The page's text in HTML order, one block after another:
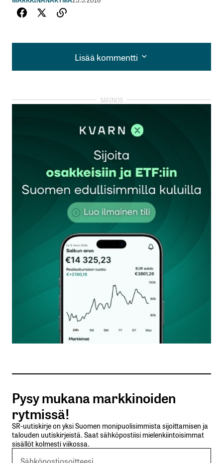
Lisää kommentti
Lisää kommentti
kirjautua
rekisteröityä
Sähköpostiosoitettasi ei julkaista.Pakolliset
kentät on merkitty*
Kommentti*
Nimesi tai nimimerkkisi
Sähköpostiosoitteesi
Tilaa SalkunRakentajan uutiskirje
Lähetä kommentti
Pysy mukana markkinoiden
rytmissä!
SR-uutiskirje on yksi Suomen monipuolisimmista sijoittamisen ja
talouden uutiskirjeistä. Saat sähköpostiisi mielenkiintoisimmat
sisällöt kolmesti viikossa.